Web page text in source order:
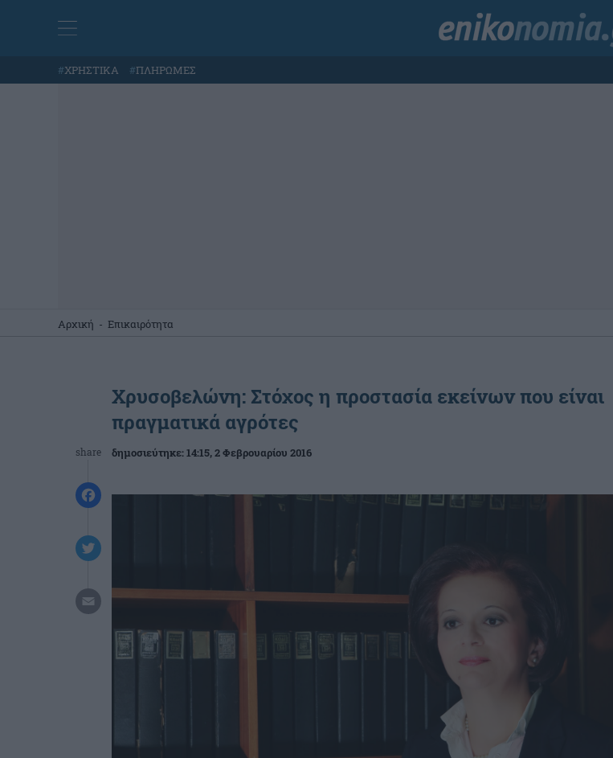
#ΧΡΗΣΤΙΚΑ #ΠΛΗΡΩΜΕΣ
Αρχική - Επικαιρότητα
share
Χρυσοβελώνη: Στόχος η προστασία εκείνων που είναι
πραγματικά αγρότες
δημοσιεύτηκε:14:15, 2 Φεβρουαρίου 2016